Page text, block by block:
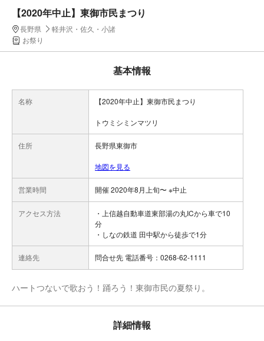
【2020年中止】東御市民まつり
長野県
軽井沢・佐久・小諸
お祭り
基本情報
名称 【2020年中止】東御市民まつり
トウミシミンマツリ
住所 長野県東御市
地図を見る
営業時間 開催 2020年8月上旬〜 ※中止
アクセス方法
・上信越自動車道東部湯の丸ICから車で10
分
・しなの鉄道 田中駅から徒歩で1分
連絡先 問合せ先 電話番号：0268-62-1111
ハートつないで歌おう！踊ろう！東御市民の夏祭り。
詳細情報